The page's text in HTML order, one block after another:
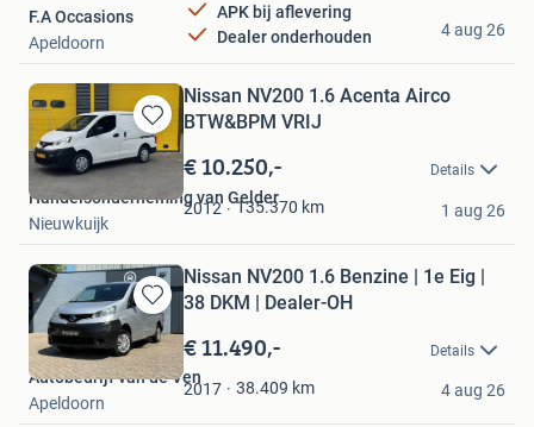
APK bij aflevering
Dealer onderhouden
F.A Occasions
Apeldoorn
4 aug 26
Bewaren
in
Favorieten
Nissan NV200 1.6 Acenta Airco
BTW&BPM VRIJ
€ 10.250,- Details
2012 135.370 km
Handelsonderneming van Gelder
Nieuwkuijk
1 aug 26
Bewaren
in
Mijn
Favorieten
Nissan NV200 1.6 Benzine | 1e Eig |
38 DKM | Dealer-OH
€ 11.490,- Details
2017 38.409 km
Autobedrijf van de Ven
Apeldoorn
4 aug 26